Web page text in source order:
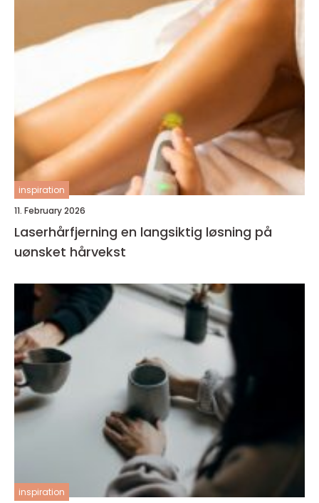
inspiration
11. February 2026
Laserhårfjerning en langsiktig løsning på
uønsket hårvekst
inspiration